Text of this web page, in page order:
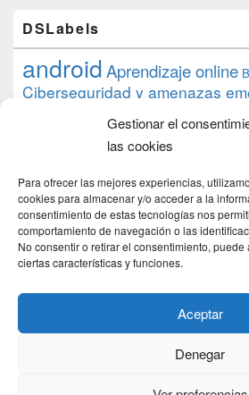
Gestionar el
las cookies
Para ofrecer las mejores experiencias,
cookies para almacenar y/o acceder a la
consentimiento de estas tecnologías nos
comportamiento de navegación o las
No consentir o retirar el consentimiento, puede
ciertas características y funciones.
Aceptar
Denegar
DSLabels
androidAprendizaje online
Ciberseguridad y amenazas
datos debian
Formación Google
proyecto PS4 python Raspberry
raspbian review Servidor Web
tecnológica
transmissiontutorial ubuntu server